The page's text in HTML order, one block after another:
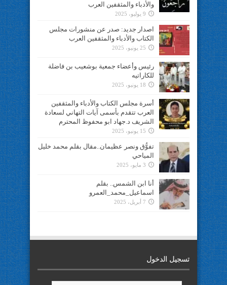
والأدباء والمثقفين العرب
9 يوليو، 2025
اصدار جديد: صدر عن منشورات مجلس
الكتاب والأدباء والمثقفين العرب
25 يونيو، 2025
رئيس وأعضاء جمعية بوشعيب بن فاضلة
للكاراتيه
18 يونيو، 2025
أسرة مجلس الكتاب والأدباء والمثقفين
العرب تتقدم بأسمى آيات التهاني لسعادة
الشريف د.جهاد ابو محفوظ المحترم
15 يونيو، 2025
تفوُّق ونصر عظيمان..مقال بقلم محمد خليل
المياحي
3 مايو، 2025
أنا ابن الشمس.. بقلم
اسماعيل_محمد_العمرو
7 أبريل، 2025
تسجيل الدخول